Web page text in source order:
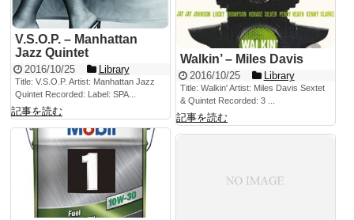
V.S.O.P. – Manhattan
Jazz Quintet
2016/10/25 Library
Title: V.S.O.P. Artist: Manhattan Jazz
Quintet Recorded: Label: SPA...
記事を読む
Walkin’ – Miles Davis
2016/10/25 Library
Title: Walkin' Artist: Miles Davis Sextet
& Quintet Recorded: 3 ...
記事を読む